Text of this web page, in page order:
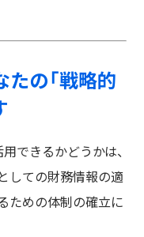
の「戦略的
できるかどうかは、
しての財務情報の適
ための体制の確立に